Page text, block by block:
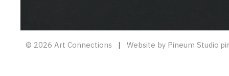
© 2026 Art Connections | Website by Pineum Studio